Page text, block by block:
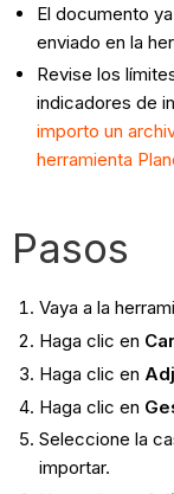
El documento
enviado en la
Revise los
indicadores de
importo un
herramienta
Pasos
Vaya a la
Haga clic en
Haga clic en
Haga clic en
Seleccione la
importar.